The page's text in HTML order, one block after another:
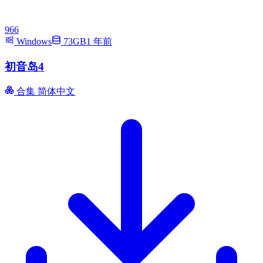
966
Windows
73GB1 年前
初音岛4
合集 简体中文